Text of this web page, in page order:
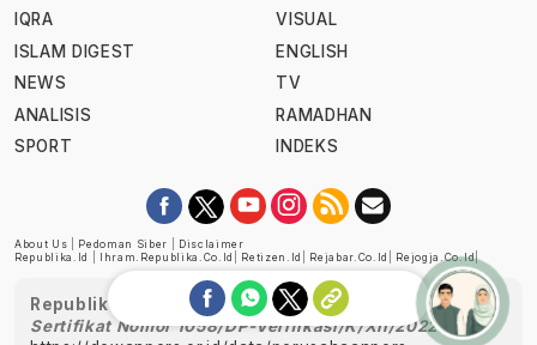
IQRA
ISLAM DIGEST
NEWS
ANALISIS
SPORT
VISUAL
ENGLISH
TV
RAMADHAN
INDEKS
About Us Pedoman Siber
Disclaimer
Republika.id
Ihram.republika.co.id Retizen.id Rejabar.co.id Rejogja.co.id|
Republika telah diverifikasi oleh Dewan Pers
Sertifikat Nomor 1058/DP-Verifikasi/K/XII/2022